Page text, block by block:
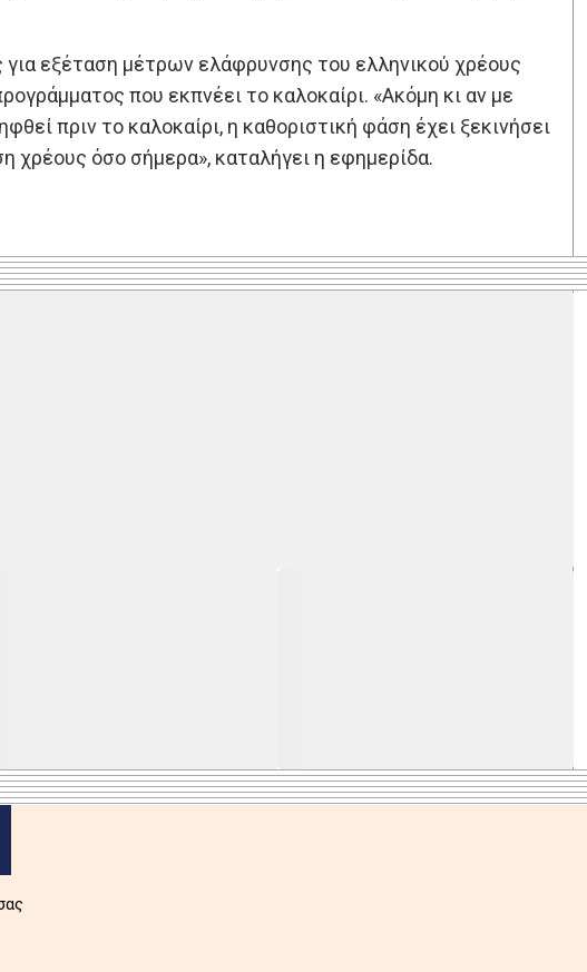
εξέταση μέτρων ελάφρυνσης του ελληνικού χρέους
που εκπνέει το καλοκαίρι. «Ακόμη κι αν με
πριν το καλοκαίρι, η καθοριστική φάση έχει ξεκινήσει
χρέους όσο σήμερα», καταλήγει η εφημερίδα.